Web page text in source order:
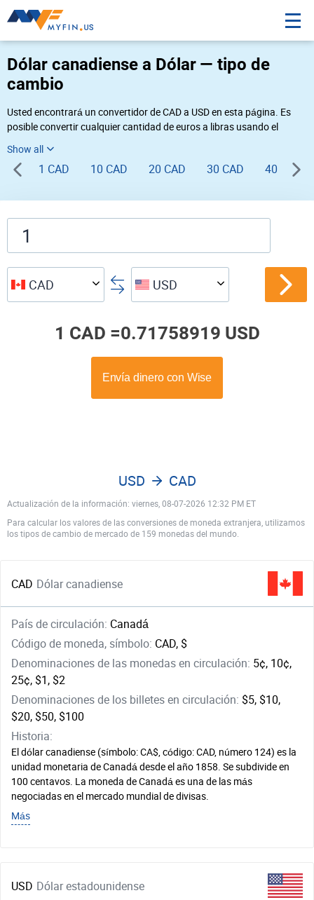
Dólar canadiense a Dólar — tipo de
cambio
Usted encontrará un convertidor de CAD a USD en esta página. Es
posible convertir cualquier cantidad de euros a libras usando el
usted necesita una conversión inversa, vaya al convertidor de pares
deUSD CAD.
1 CAD 10 CAD 20 CAD 30 CAD 40 CAD
CAD USD
1 CAD =0.71758919 USD
Actualización de la información: viernes, 08-07-2026 12:32 PM ET
USD CAD
Para calcular los valores de las conversiones de moneda extranjera, utilizamos
los tipos de cambio de mercado de 159 monedas del mundo.
CAD Dólar canadiense
País de circulación: Canadá
Código de moneda, símbolo: CAD, $
Denominaciones de las monedas en circulación: 5¢, 10¢,
25¢, $1, $2
Denominaciones de los billetes en circulación: $5, $10,
$20, $50, $100
Historia:
El dólar canadiense (símbolo: CA$, código: CAD, número 124) es la
unidad monetaria de Canadá desde el año 1858. Se subdivide en
100 centavos. La moneda de Canadá es una de las más
negociadas en el mercado mundial de divisas.
Más
USD Dólar estadounidense